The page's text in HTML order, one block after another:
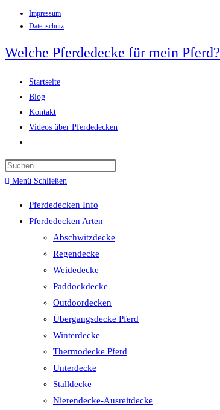
Inhalt
Impressum
Datenschutz
Welche Pferdedecke für mein Pferd?
Startseite
Blog
Kontakt
Videos über Pferdedecken
umschalten
Menü Schließen
Pferdedecken Info
Pferdedecken Arten
Abschwitzdecke
Regendecke
Weidedecke
Paddockdecke
Outdoordecken
Übergangsdecke Pferd
Winterdecke
Thermodecke Pferd
Unterdecke
Stalldecke
Nierendecke-Ausreitdecke